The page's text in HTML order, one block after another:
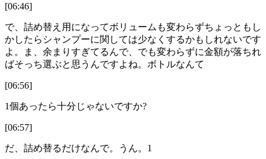
[06:46]
で、詰め替え用になってボリュームも変わらずちょっともし
かしたらシャンプーに関しては少なくするかもしれないです
よ。ま、余まりすぎてるんで、でも変わらずに金額が落ちれ
ばそっち選ぶと思うんですよね。ボトルなんて
[06:56]
1個あったら十分じゃないですか?
[06:57]
だ、詰め替るだけなんで。うん。1